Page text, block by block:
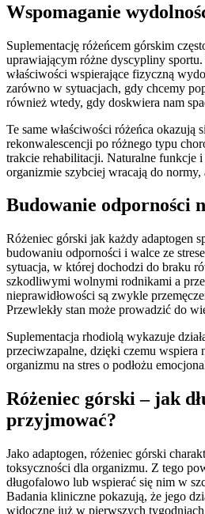
Wspomaganie
Suplementację różeńcem górskim
uprawiającym różne dyscypliny sportu.
właściwości wspierające fizyczną
zarówno w sytuacjach, gdy chcemy
również wtedy, gdy doskwiera nam
Te same właściwości różeńca okazują
rekonwalescencji po różnego typu
trakcie rehabilitacji. Naturalne funkcje i
organizmie szybciej wracają do normy,
Budowanie odporności
Różeniec górski jak każdy adaptogen
budowaniu odporności i walce ze
sytuacja, w której dochodzi do braku
szkodliwymi wolnymi rodnikami a
nieprawidłowości są zwykle
Przewlekły stan może prowadzić do
Suplementacja rhodiolą wykazuje
przeciwzapalne, dzięki czemu wspiera
organizmu na stres o podłożu
Różeniec górski – jak
przyjmować?
Jako adaptogen, różeniec górski
toksyczności dla organizmu. Z tego
długofalowo lub wspierać się nim w
Badania kliniczne pokazują, że jego
widoczne już w pierwszych tygodniach